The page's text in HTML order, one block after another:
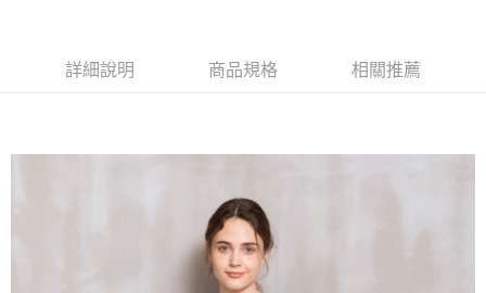
詳細說明 商品規格 相關推薦